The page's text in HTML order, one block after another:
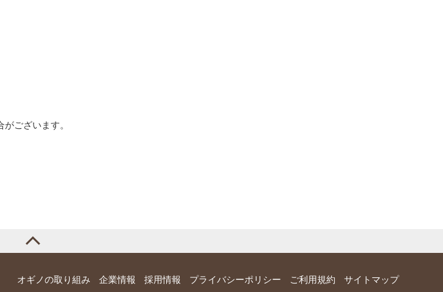
ございます。
オギノの取り組み 企業情報 採用情報 プライバシーポリシー ご利用規約 サイトマップ